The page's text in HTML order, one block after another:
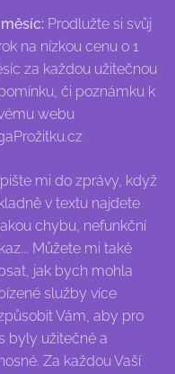
měsíc: Prodlužte si svůj
na nízkou cenu o 1
za každou užitečnou
či poznámku k
webu
mi do zprávy, když
v textu najdete
chybu, nefunkční
Můžete mi také
jak bych mohla
služby více
Vám, aby pro
byly užitečné a
Za každou Vaší